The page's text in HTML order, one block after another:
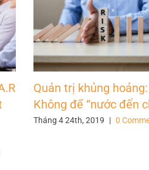
Quản trị khủng hoảng:
Không để “nước đến
Tháng 4 24th, 2019 | 0